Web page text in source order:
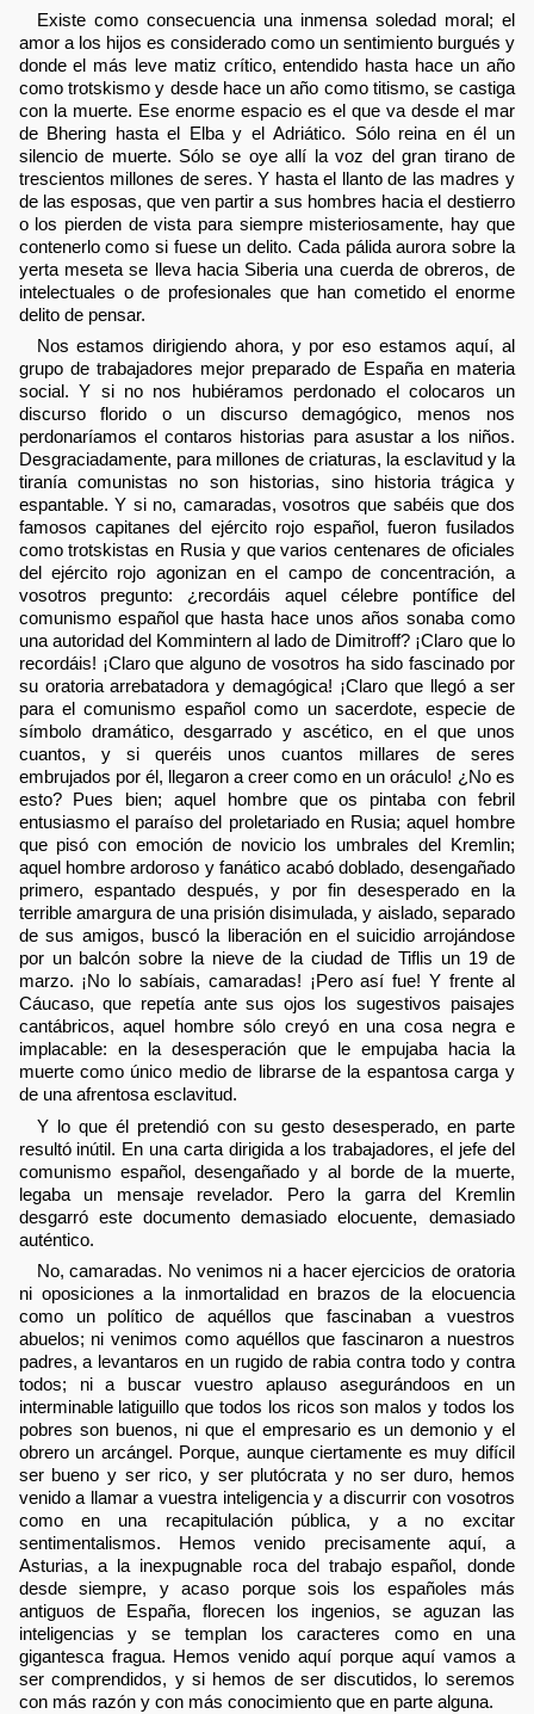
Existe como consecuencia una inmensa soledad moral; el
amor a los hijos es considerado como un sentimiento burgués y
donde el más leve matiz crítico, entendido hasta hace un año
como trotskismo y desde hace un año como titismo, se castiga
con la muerte. Ese enorme espacio es el que va desde el mar
de Bhering hasta el Elba y el Adriático. Sólo reina en él un
silencio de muerte. Sólo se oye allí la voz del gran tirano de
trescientos millones de seres. Y hasta el llanto de las madres y
de las esposas, que ven partir a sus hombres hacia el destierro
o los pierden de vista para siempre misteriosamente, hay que
contenerlo como si fuese un delito. Cada pálida aurora sobre la
yerta meseta se lleva hacia Siberia una cuerda de obreros, de
intelectuales o de profesionales que han cometido el enorme
delito de pensar.
Nos estamos dirigiendo ahora, y por eso estamos aquí, al
grupo de trabajadores mejor preparado de España en materia
social. Y si no nos hubiéramos perdonado el colocaros un
discurso florido o un discurso demagógico, menos nos
perdonaríamos el contaros historias para asustar a los niños.
Desgraciadamente, para millones de criaturas, la esclavitud y la
tiranía comunistas no son historias, sino historia trágica y
espantable. Y si no, camaradas, vosotros que sabéis que dos
famosos capitanes del ejército rojo español, fueron fusilados
como trotskistas en Rusia y que varios centenares de oficiales
del ejército rojo agonizan en el campo de concentración, a
vosotros pregunto: ¿recordáis aquel célebre pontífice del
comunismo español que hasta hace unos años sonaba como
una autoridad del Kommintern al lado de Dimitroff? ¡Claro que lo
recordáis! ¡Claro que alguno de vosotros ha sido fascinado por
su oratoria arrebatadora y demagógica! ¡Claro que llegó a ser
para el comunismo español como un sacerdote, especie de
símbolo dramático, desgarrado y ascético, en el que unos
cuantos, y si queréis unos cuantos millares de seres
embrujados por él, llegaron a creer como en un oráculo! ¿No es
esto? Pues bien; aquel hombre que os pintaba con febril
entusiasmo el paraíso del proletariado en Rusia; aquel hombre
que pisó con emoción de novicio los umbrales del Kremlin;
aquel hombre ardoroso y fanático acabó doblado, desengañado
primero, espantado después, y por fin desesperado en la
terrible amargura de una prisión disimulada, y aislado, separado
de sus amigos, buscó la liberación en el suicidio arrojándose
por un balcón sobre la nieve de la ciudad de Tiflis un 19 de
marzo. ¡No lo sabíais, camaradas! ¡Pero así fue! Y frente al
Cáucaso, que repetía ante sus ojos los sugestivos paisajes
cantábricos, aquel hombre sólo creyó en una cosa negra e
implacable: en la desesperación que le empujaba hacia la
muerte como único medio de librarse de la espantosa carga y
de una afrentosa esclavitud.
Y lo que él pretendió con su gesto desesperado, en parte
resultó inútil. En una carta dirigida a los trabajadores, el jefe del
comunismo español, desengañado y al borde de la muerte,
legaba un mensaje revelador. Pero la garra del Kremlin
desgarró este documento demasiado elocuente, demasiado
auténtico.
No, camaradas. No venimos ni a hacer ejercicios de oratoria
ni oposiciones a la inmortalidad en brazos de la elocuencia
como un político de aquéllos que fascinaban a vuestros
abuelos; ni venimos como aquéllos que fascinaron a nuestros
padres, a levantaros en un rugido de rabia contra todo y contra
todos; ni a buscar vuestro aplauso asegurándoos en un
interminable latiguillo que todos los ricos son malos y todos los
pobres son buenos, ni que el empresario es un demonio y el
obrero un arcángel. Porque, aunque ciertamente es muy difícil
ser bueno y ser rico, y ser plutócrata y no ser duro, hemos
venido a llamar a vuestra inteligencia y a discurrir con vosotros
como en una recapitulación pública, y a no excitar
sentimentalismos. Hemos venido precisamente aquí, a
Asturias, a la inexpugnable roca del trabajo español, donde
desde siempre, y acaso porque sois los españoles más
antiguos de España, florecen los ingenios, se aguzan las
inteligencias y se templan los caracteres como en una
gigantesca fragua. Hemos venido aquí porque aquí vamos a
ser comprendidos, y si hemos de ser discutidos, lo seremos
con más razón y con más conocimiento que en parte alguna.